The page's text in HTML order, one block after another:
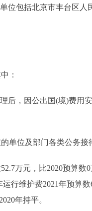
包括北京市丰台区人
：
后，因公出国(境)费用
单位及部门各类公务接
万元，比2020预算数0
行维护费2021年预算数
年持平。